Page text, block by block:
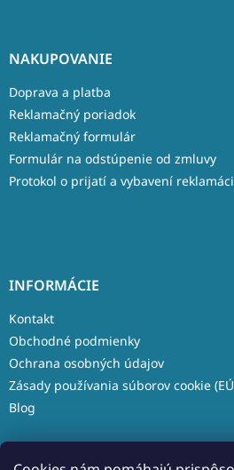
NAKUPOVANIE
Doprava a platba
Reklamačný poriadok
Reklamačný formulár
Formulár na odstúpenie od zmluvy
Protokol o prijatí a vybavení
INFORMÁCIE
Kontakt
Obchodné podmienky
Ochrana osobných údajov
Zásady používania súborov cookie
Blog